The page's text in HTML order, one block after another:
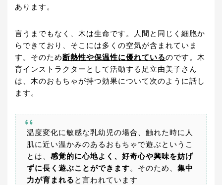
あります。
言うまでもなく、木は生命です。人間と同じく細胞か
らできており、そこには多くの空気が含まれていま
す。そのため 断熱性や保温性に優れているのです。木
育インストラクターとして活動する足立由美子さん
は、木のおもちゃが持つ効果について次のように話し
ます。
温度変化に敏感な乳幼児の場合、触れた時に人
肌に近い温かみのあるおもちゃで遊ぶというこ
とは、 感覚的に心地よく、好奇心や興味を妨げ
ずに長く遊ぶことができます。そのため、 集中
力が育まれる と言われています